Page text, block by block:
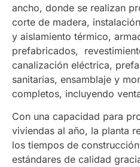
ancho, donde se realizan
corte de madera,
y aislamiento térmico,
prefabricados,
canalización eléctrica,
sanitarias, ensamblaje y
completos, incluyendo
Con una capacidad para
viviendas al año, la planta
los tiempos de
estándares de calidad